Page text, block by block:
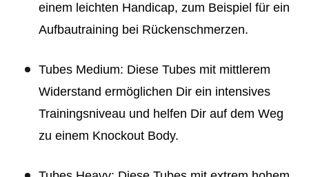
einem leichten Handicap, zum Beispiel für ein
Aufbautraining bei Rückenschmerzen.
Tubes Medium: Diese Tubes mit mittlerem
Widerstand ermöglichen Dir ein intensives
Trainingsniveau und helfen Dir auf dem Weg
zu einem Knockout Body.